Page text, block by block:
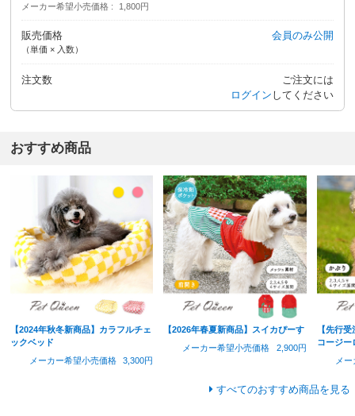
メーカー希望小売価格
1,800円
販売価格
（単価 × 入数）
会員のみ公開
注文数
ご注文には
ログイン してください
おすすめ商品
【2024年秋冬新商品】カラフルチェ
ックベッド
メーカー希望小売価格
3,300円
【2026年春夏新商品】スイカぴーす
メーカー希望小売価格
2,900円
【先行
コージー
メ
すべてのおすすめ商品を見る